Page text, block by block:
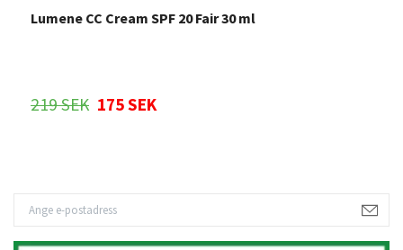
Lumene CC Cream SPF 20 Fair 30 ml
219 SEK 175 SEK